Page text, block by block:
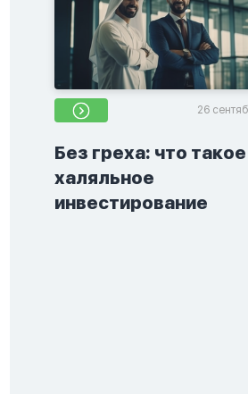
26
Без греха: что такое
халяльное
инвестирование